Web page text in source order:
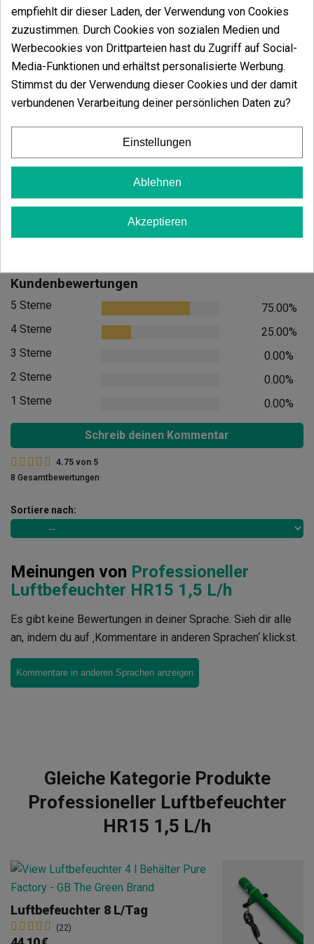
Candy Tripack
13,60 €
In den Warenkorb
Oreoz
7,20 €
In den
Kundenbewertungen
5 Sterne
75.00%
4 Sterne
25.00%
3 Sterne
0.00%
2 Sterne
0.00%
1 Sterne
0.00%
Schreib deinen Kommentar
4.75 von 5
8 Gesamtbewertungen
Sortiere nach:
Meinungen von Professioneller
Luftbefeuchter HR15 1,5 L/h
Es gibt keine Bewertungen in deiner Sprache. Sieh dir alle
an, indem du auf ‚Kommentare in anderen Sprachen‘ klickst.
Kommentare in anderen Sprachen anzeigen
Gleiche Kategorie Produkte
Professioneller Luftbefeuchter
HR15 1,5 L/h
Luftbefeuchter 8 L/Tag
(22)
empfiehlt dir dieser Laden, der Verwendung von Cookies
zuzustimmen. Durch Cookies von sozialen Medien und
Werbecookies von Drittparteien hast du Zugriff auf Social-
Media-Funktionen und erhältst personalisierte Werbung.
Stimmst du der Verwendung dieser Cookies und der damit
verbundenen Verarbeitung deiner persönlichen Daten zu?
Einstellungen
Ablehnen
Akzeptieren